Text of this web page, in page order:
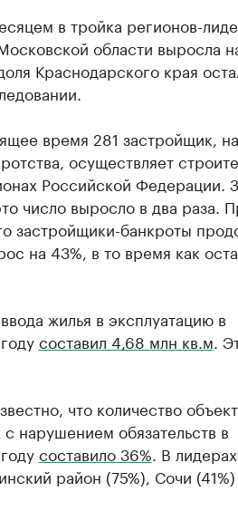
в тройка регионов-
области выросла
Краснодарского края
время 281 застройщик,
осуществляет
Российской Федерации.
число выросло в два раза.
застройщики-банкроты
на 43%, в то время как
жилья в эксплуатацию в
составил 4,68 млн кв.м .
что количество
нарушением обязательств в
составило 36% . В
район (75%), Сочи